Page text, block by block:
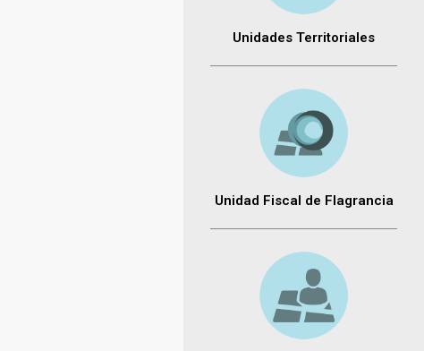
Unidades Territoriales
Unidad Fiscal de Flagrancia